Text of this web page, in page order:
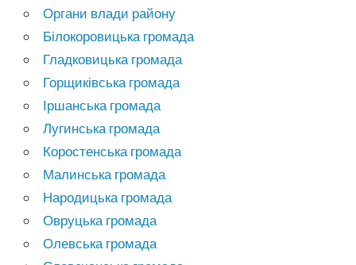
Органи влади району
Білокоровицька громада
Гладковицька громада
Горщиківська громада
Іршанська громада
Лугинська громада
Коростенська громада
Малинська громада
Народицька громада
Овруцька громада
Олевська громада